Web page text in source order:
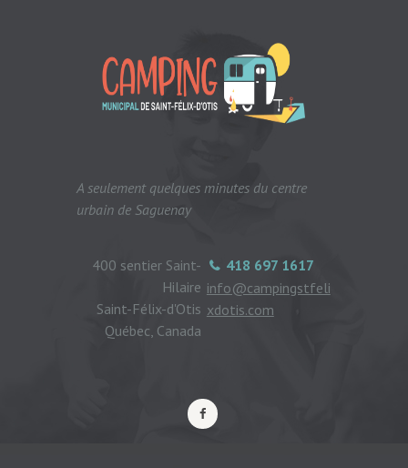
A seulement quelques minutes du centre
urbain de Saguenay
418 697 1617
info@campingstfeli
xdotis.com
400 sentier Saint-
Hilaire
Saint-Félix-d'Otis
Québec, Canada